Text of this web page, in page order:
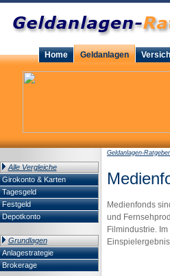
Home Geldanlagen
Alle Vergleiche
Girokonto & Karten
Tagesgeld
Festgeld
Depotkonto
Grundlagen
Anlagestrategie
Brokerage
Geldanlagen-
Medienfonds
und
Filmindustrie.